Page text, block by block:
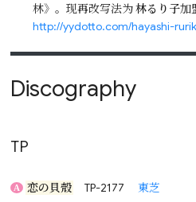
林》。现再改写法为林るり子加
http://yydotto.com/hayashi-
Discography
TP
A 恋の貝殻 TP-2177 東芝